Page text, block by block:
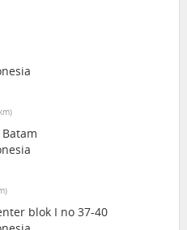
blok I no 37-40